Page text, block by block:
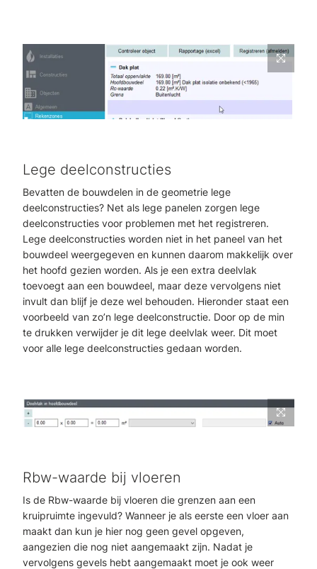
Lege deelconstructies
Bevatten de bouwdelen in de geometrie lege
deelconstructies? Net als lege panelen zorgen lege
deelconstructies voor problemen met het registreren.
Lege deelconstructies worden niet in het paneel van het
bouwdeel weergegeven en kunnen daarom makkelijk over
het hoofd gezien worden. Als je een extra deelvlak
toevoegt aan een bouwdeel, maar deze vervolgens niet
invult dan blijf je deze wel behouden. Hieronder staat een
voorbeeld van zo’n lege deelconstructie. Door op de min
te drukken verwijder je dit lege deelvlak weer. Dit moet
voor alle lege deelconstructies gedaan worden.
Rbw-waarde bij vloeren
Is de Rbw-waarde bij vloeren die grenzen aan een
kruipruimte ingevuld? Wanneer je als eerste een vloer aan
maakt dan kun je hier nog geen gevel opgeven,
aangezien die nog niet aangemaakt zijn. Nadat je
vervolgens gevels hebt aangemaakt moet je ook weer